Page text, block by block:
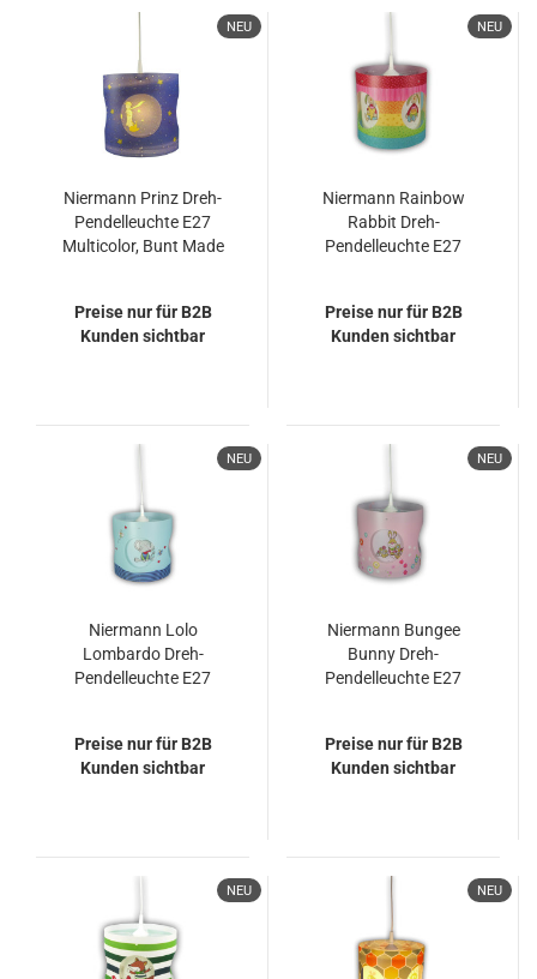
NEU
Niermann Prinz Dreh-
Pendelleuchte E27
Multicolor, Bunt Made
Preise nur für B2B
Kunden sichtbar
NEU
Niermann Rainbow
Rabbit Dreh-
Pendelleuchte E27
Preise nur für B2B
Kunden sichtbar
NEU
Niermann Lolo
Lombardo Dreh-
Pendelleuchte E27
Preise nur für B2B
Kunden sichtbar
NEU
Niermann Bungee
Bunny Dreh-
Pendelleuchte E27
Preise nur für B2B
Kunden sichtbar
NEU NEU